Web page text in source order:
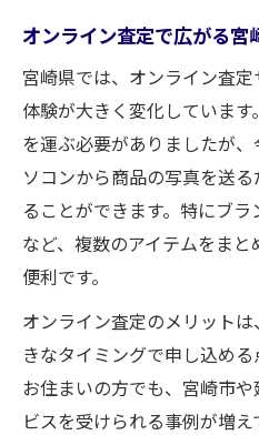
オンライン査定で広がる宮
宮崎県では、オンライン査
体験が大きく変化していま
を運ぶ必要がありましたが
ソコンから商品の写真を送
ることができます。特にブ
など、複数のアイテムをま
便利です。
オンライン査定のメリット
きなタイミングで申し込め
お住まいの方でも、宮崎市
ビスを受けられる事例が増